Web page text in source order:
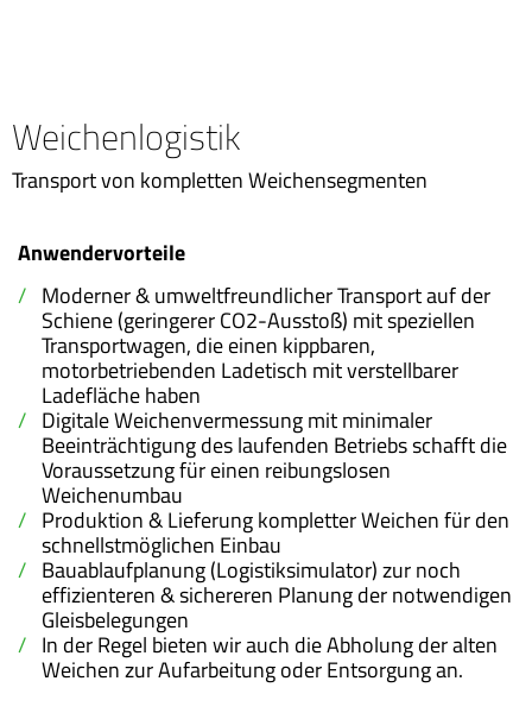
Weichenlogistik
Transport von kompletten Weichensegmenten
Anwendervorteile
Moderner & umweltfreundlicher Transport auf der
Schiene (geringerer CO2-Ausstoß) mit speziellen
Transportwagen, die einen kippbaren,
motorbetriebenden Ladetisch mit verstellbarer
Ladefläche haben
Digitale Weichenvermessung mit minimaler
Beeinträchtigung des laufenden Betriebs schafft die
Voraussetzung für einen reibungslosen
Weichenumbau
Produktion & Lieferung kompletter Weichen für den
schnellstmöglichen Einbau
Bauablaufplanung (Logistiksimulator) zur noch
effizienteren & sichereren Planung der notwendigen
Gleisbelegungen
In der Regel bieten wir auch die Abholung der alten
Weichen zur Aufarbeitung oder Entsorgung an.